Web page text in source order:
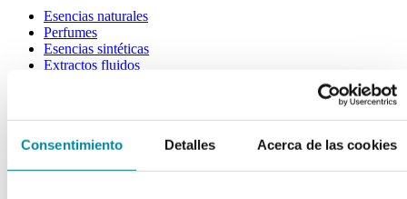
Consentimiento Detalles Acerca de las cookies
Esencias naturales
Perfumes
Esencias sintéticas
Extractos fluidos